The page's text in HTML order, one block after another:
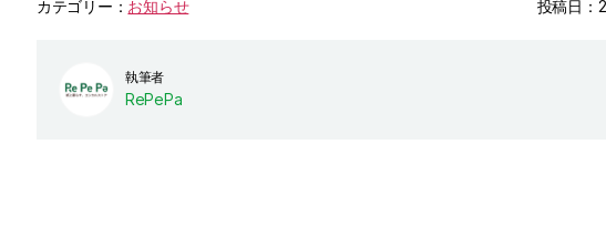
カテゴリー： お知らせ 投稿日：
執筆者
RePePa